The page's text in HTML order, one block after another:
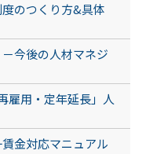
のつくり方&具体
今後の人材マネジ
用・定年延長」人
金対応マニュアル